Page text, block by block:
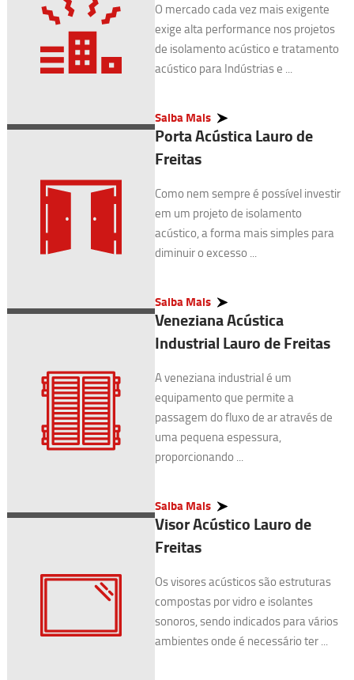
O mercado cada vez mais exigente
exige alta performance nos projetos
de isolamento acústico e tratamento
acústico para Indústrias e ...
Saiba Mais
Porta Acústica Lauro de
Freitas
Como nem sempre é possível investir
em um projeto de isolamento
acústico, a forma mais simples para
diminuir o excesso ...
Saiba Mais
Veneziana Acústica
Industrial Lauro de Freitas
A veneziana industrial é um
equipamento que permite a
passagem do fluxo de ar através de
uma pequena espessura,
proporcionando ...
Saiba Mais
Visor Acústico Lauro de
Freitas
Os visores acústicos são estruturas
compostas por vidro e isolantes
sonoros, sendo indicados para vários
ambientes onde é necessário ter ...